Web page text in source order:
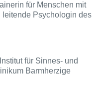
für Menschen mit
leitende Psychologin des
für Sinnes- und
Barmherzige